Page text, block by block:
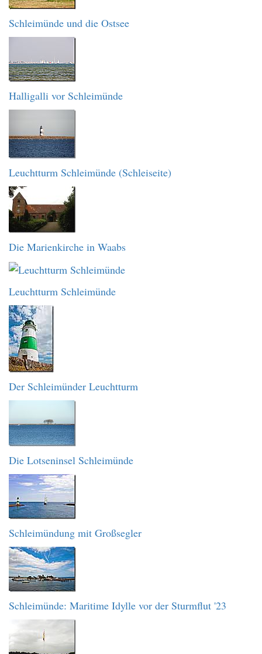
Schleimünde und die Ostsee
Halligalli vor Schleimünde
Leuchtturm Schleimünde (Schleiseite)
Die Marienkirche in Waabs
Leuchtturm Schleimünde
Der Schleimünder Leuchtturm
Die Lotseninsel Schleimünde
Schleimündung mit Großsegler
Schleimünde: Maritime Idylle vor der Sturmflut '23